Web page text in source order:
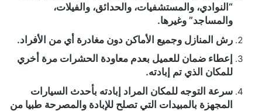
“النوادي، والمستشفيات، والحدائق، والفيلات،
والمساجد” وغيرها.
رش المنازل وجميع الأماكن دون مغادرة أي من الأفراد.
إعطاء ضمان للعميل بعدم معاودة الحشرات مرة أخري
للمكان الذي تم إبادته.
سرعة التوجه للمكان المراد إبادته بأحدث السيارات
المجهزة بالمبيدات التي تصلح للإبادة والمصرحة طبيا من